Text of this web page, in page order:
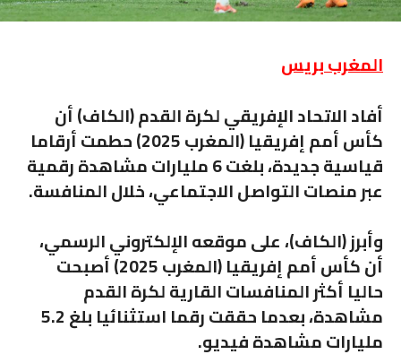
المغرب بريس
أفاد الاتحاد الإفريقي لكرة القدم (الكاف) أن
كأس أمم إفريقيا (المغرب 2025) حطمت أرقاما
قياسية جديدة، بلغت 6 مليارات مشاهدة رقمية
عبر منصات التواصل الاجتماعي، خلال المنافسة.
وأبرز (الكاف)، على موقعه الإلكتروني الرسمي،
أن كأس أمم إفريقيا (المغرب 2025) أصبحت
حاليا أكثر المنافسات القارية لكرة القدم
مشاهدة، بعدما حققت رقما استثنائيا بلغ 5.2
مليارات مشاهدة فيديو.